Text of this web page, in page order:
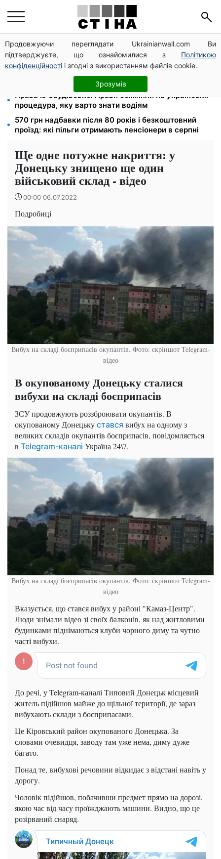
Продовжуючи переглядати Ukrainianwall.com Ви
підтверджуєте, що ознайомилися з Політикою
конфіденційності і згодні з використанням файлів cookie.
Зрозумів
Тарифи на воду злетіли до 91,24 грн/куб, газ може
сягнути 15 грн: комунальні ціни в серпні
Субсидії скасують, пільги на комуналку відкличуть:
ПФУ перевіряє доходи пенсіонерів у серпні
Права із Саудівської Аравії обміняли на українські:
процедура, яку варто знати водіям
570 грн надбавки після 80 років і безкоштовний
проїзд: які пільги отримають пенсіонери в серпні
Ще одне потужне накриття: у
Донецьку знищено ще один
військовий склад - відео
00:00 06.07.2022
Подробиці
Вибух на складі боєприпасів окупантів. Фото: скріншот Telegram-
відео
В окупованому Донецьку сталися
вибухи на складі боєприпасів
ЗСУ продовжують роззброювати окупантів. В
окупованому Донецьку стався вибух на одному з
великих складів окупантів боєприпасів, повідомляється
в Telegram-каналі Україна 24\7.
Вибух на складі боєприпасів окупантів. Фото: скріншот Telegram-
відео
Вказується, що стався вибух у районі "Камаз-Центр".
Люди знімали відео зі своїх балконів, як над житловими
будинками піднімаються клуби чорного диму та чутно
часті вибухи.
До речі, у Telegram-каналі Типовий Донецьк місцевий
житель підійшов майже до щільної території, де зараз
вибухають склади з боєприпасами.
Це Кіровський район окупованого Донецька. За
словами очевидця, заводу там уже нема, диму дуже
багато.
Понад те, вибухові речовини відкидає з відстані навіть у
дорогу.
Чоловік підійшов, побачивши предмет прямо на дорозі,
якою час від часу проїжджають машини. Видно, що це
розірваний снаряд.